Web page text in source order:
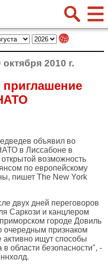
октября 2010 г.
объявил во
в Лиссабоне в
возможность
по европейскому
пишет The New York
двух дней переговоров
Саркози и канцлером
городе Довиль
очередным признаком
активно ищут способы
в области безопасности", -